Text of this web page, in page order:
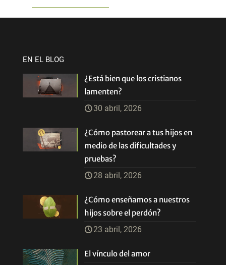
EN EL BLOG
¿Está bien que los cristianos
lamenten?
30 abril, 2026
¿Cómo pastorear a tus hijos en
medio de las dificultades y
pruebas?
28 abril, 2026
¿Cómo enseñamos a nuestros
hijos sobre el perdón?
23 abril, 2026
El vínculo del amor